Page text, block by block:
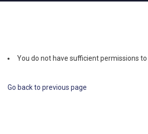
You do not have sufficient permissions
Go back to previous page